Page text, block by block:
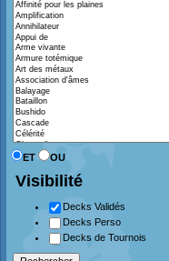
ET OU
Visibilité
Decks Validés
Decks Perso
Decks de Tournois